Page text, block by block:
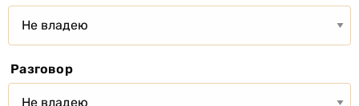
Разговор